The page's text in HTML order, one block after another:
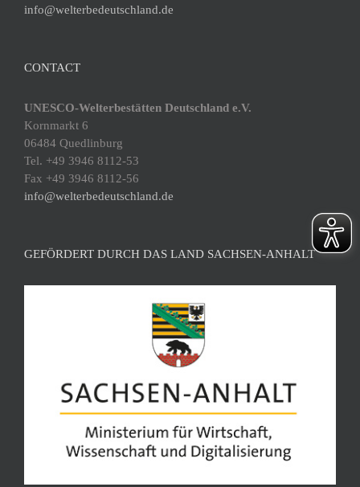
info@welterbedeutschland.de
CONTACT
UNESCO-Welterbestätten Deutschland e.V.
Kornmarkt 6
06484 Quedlinburg
Tel. +49 3946 8112-53
Fax +49 3946 8112-56
info@welterbedeutschland.de
GEFÖRDERT DURCH DAS LAND SACHSEN-ANHALT